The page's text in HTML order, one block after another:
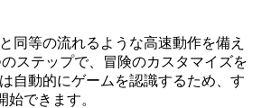
同等の流れるような高速動作を備え
ステップで、冒険のカスタマイズを
自動的にゲームを認識するため、す
始できます。